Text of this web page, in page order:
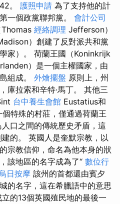
。 護照申請 為了支持他的計
一個政黨聯邦黨。 會計公司
Thomas 經絡調理 Jefferson）
）創建了反對派共和黨
家）。 荷蘭王國（Koninkrijk
）是一個主權國家，由
組成。 外燴擺盤 原則上，州
庫拉索和辛特·馬丁。 其他三
台中養生會館 Eustatius和
特殊的村莊，僅通過荷蘭王
口之間的傳統歷史矛盾，這
的。 英國人是奎默宗教，以
宗教信仰，命名為他本身的狀
該地區的名字成為了“ 數位行
日按摩 該州的首都還由賓夕
的名字，這在希臘語中的意思
的13個英國殖民地的最後一